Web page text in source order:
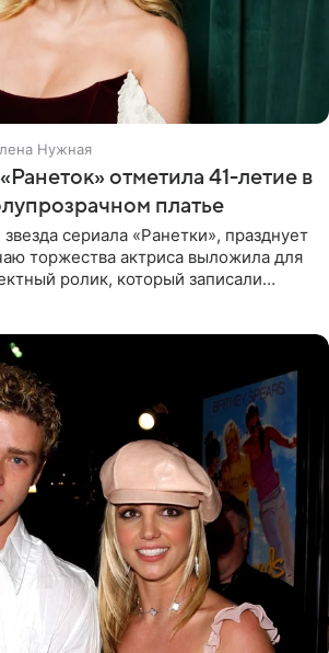
Нужная
отметила 41-летие в
платье
сериала «Ранетки», празднует
торжества актриса выложила для
ролик, который записали